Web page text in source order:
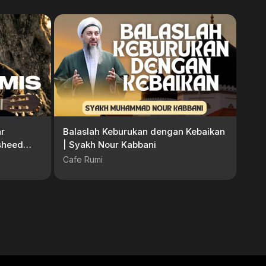
Balaslah Keburukan dengan Kebaikan
| Syakh Nour Kabbani
Cafe Rumi